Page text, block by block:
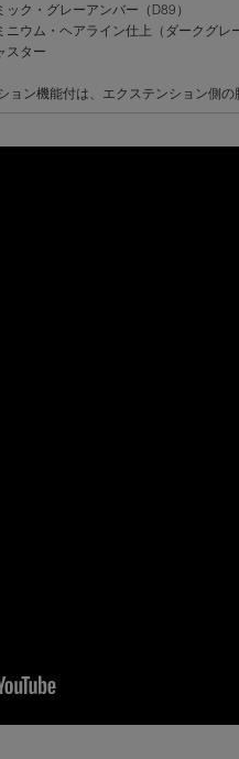
ック・グレーアンバー（D89）
ニウム・ヘアライン仕上（ダークグレー
スター
ョン機能付は、エクステンション側の